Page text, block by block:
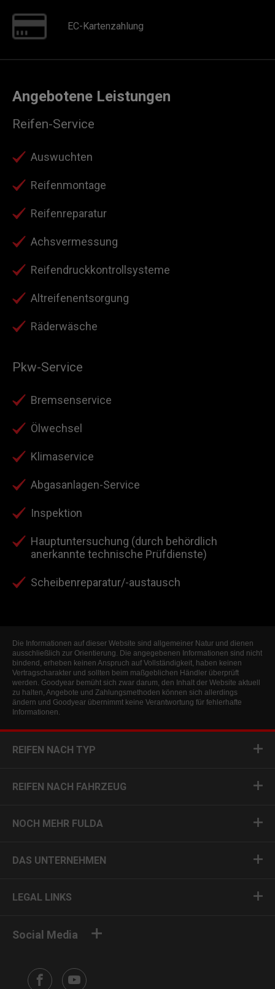
EC-Kartenzahlung
Angebotene Leistungen
Reifen-Service
Auswuchten
Reifenmontage
Reifenreparatur
Achsvermessung
Reifendruckkontrollsysteme
Altreifenentsorgung
Räderwäsche
Pkw-Service
Bremsenservice
Ölwechsel
Klimaservice
Abgasanlagen-Service
Inspektion
Hauptuntersuchung (durch behördlich
anerkannte technische Prüfdienste)
Scheibenreparatur/-austausch
Die Informationen auf dieser Website sind allgemeiner Natur und dienen
ausschließlich zur Orientierung. Die angegebenen Informationen sind nicht
bindend, erheben keinen Anspruch auf Vollständigkeit, haben keinen
Vertragscharakter und sollten beim maßgeblichen Händler überprüft
werden. Goodyear bemüht sich zwar darum, den Inhalt der Website aktuell
zu halten, Angebote und Zahlungsmethoden können sich allerdings
ändern und Goodyear übernimmt keine Verantwortung für fehlerhafte
Informationen.
REIFEN NACH TYP
REIFEN NACH FAHRZEUG
NOCH MEHR FULDA
DAS UNTERNEHMEN
Social Media
LEGAL LINKS